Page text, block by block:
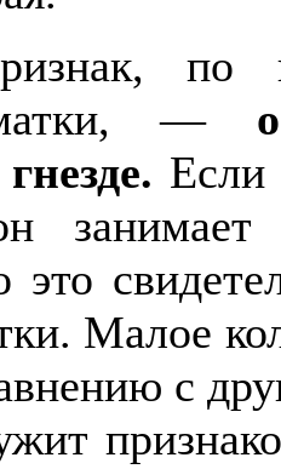
по
матки, —
Если
занимает
Малое
с